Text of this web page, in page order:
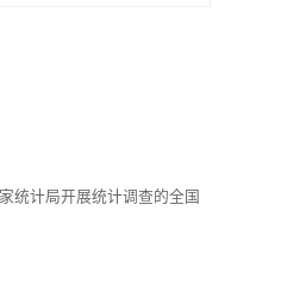
统计局开展统计调查的全国